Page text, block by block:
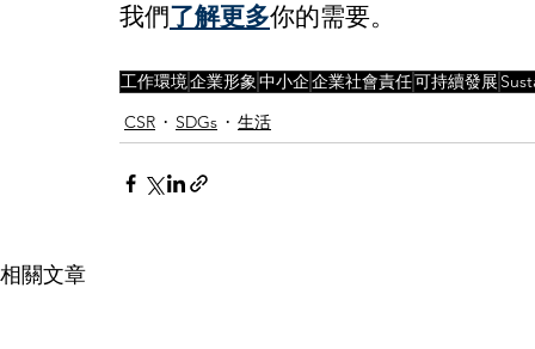
我們了解更多你的需要。
工作環境企業形象中小企企業社會責任可持續發展
CSR
SDGs 生活
相關文章